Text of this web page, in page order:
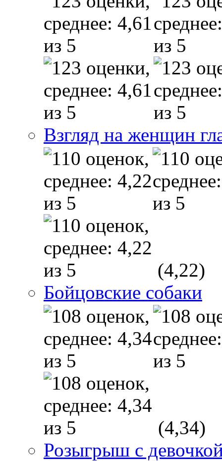
Взгляд на женщин
(4,22)
Бойцовские собаки
(4,34)
Розыгрыш с